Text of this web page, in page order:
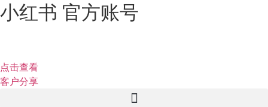
小红书 官方账号
点击查看
客户分享